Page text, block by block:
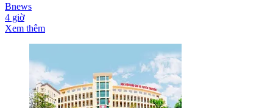
Bnews
4 giờ
Xem thêm